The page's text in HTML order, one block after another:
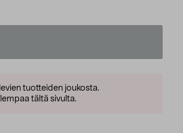
tuotteiden joukosta.
tältä sivulta.